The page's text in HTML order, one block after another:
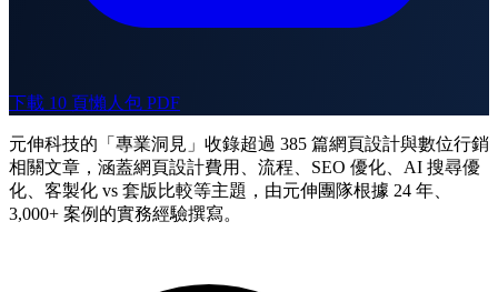
下載 10 頁懶人包 PDF
元伸科技的「專業洞見」收錄超過 385 篇網頁設計與數位行銷
相關文章，涵蓋網頁設計費用、流程、SEO 優化、AI 搜尋優
化、客製化 vs 套版比較等主題，由元伸團隊根據 24 年、
3,000+ 案例的實務經驗撰寫。